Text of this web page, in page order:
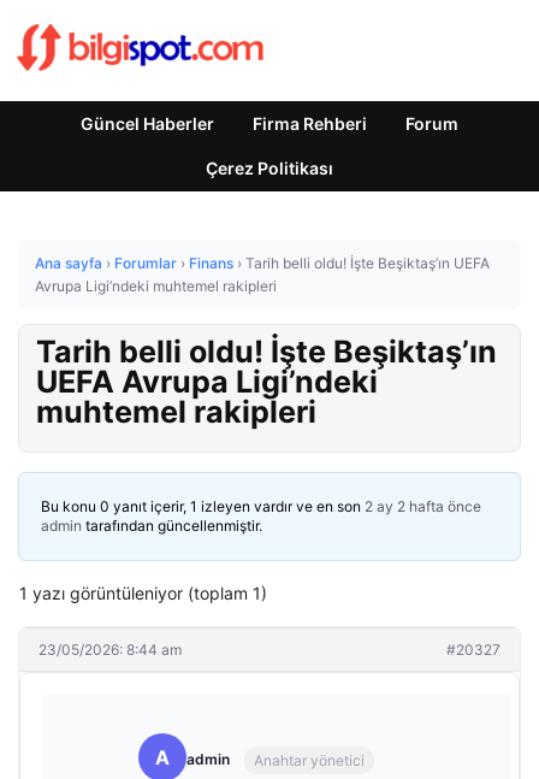
Güncel Haberler Firma Rehberi Forum
Çerez Politikası
Ana sayfa › Forumlar › Finans › Tarih belli oldu! İşte Beşiktaş’ın UEFA
Avrupa Ligi’ndeki muhtemel rakipleri
Tarih belli oldu! İşte Beşiktaş’ın
UEFA Avrupa Ligi’ndeki
muhtemel rakipleri
Bu konu 0 yanıt içerir, 1 izleyen vardır ve en son 2 ay 2 hafta önce
admin tarafından güncellenmiştir.
1 yazı görüntüleniyor (toplam 1)
23/05/2026: 8:44 am #20327
A admin Anahtar yönetici